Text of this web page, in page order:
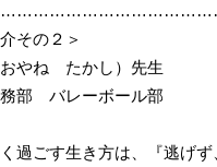
その２＞
やね たかし）先生
部 バレーボール部
過ごす生き方は、『逃げず